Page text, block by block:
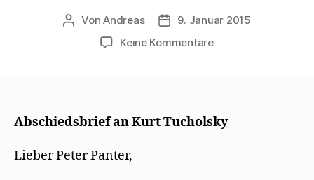
Beitragsautor
VonAndreas Beitragsdatum
9. Januar 2015
Keine Kommentarezu
von
Abschiedsbrief an Kurt Tucholsky
Lieber Peter Panter,